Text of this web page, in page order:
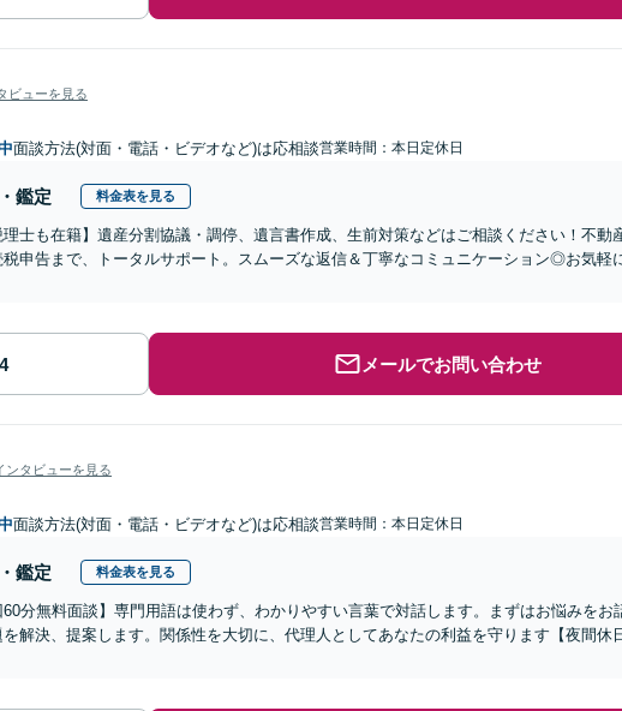
ビューを見る
面談方法(対面・電話・ビデオなど)は応相談営業時間：本日定休日
鑑定 料金表を見る
理士も在籍】遺産分割協議・調停、遺言書作成、生前対策などはご相談ください！不動
申告まで、トータルサポート。スムーズな返信＆丁寧なコミュニケーション◎お気軽
メールでお問い合わせ
ンタビューを見る
面談方法(対面・電話・ビデオなど)は応相談営業時間：本日定休日
鑑定 料金表を見る
60分無料面談】専門用語は使わず、わかりやすい言葉で対話します。まずはお悩みをお
解決、提案します。関係性を大切に、代理人としてあなたの利益を守ります【夜間休